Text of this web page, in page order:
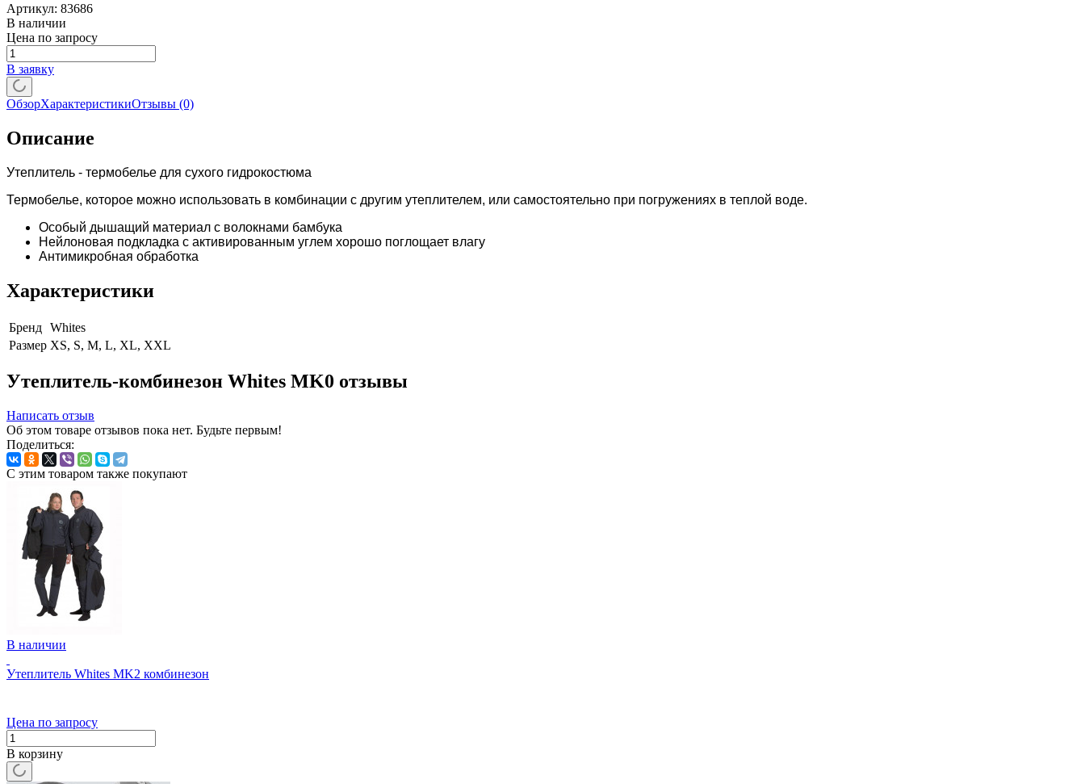
Артикул: 83686
В наличии
Цена по запросу
В заявку
ОбзорХарактеристикиОтзывы (0)
Описание
Утеплитель - термобелье для сухого гидрокостюма
Термобелье, которое можно использовать в комбинации с другим утеплителем, или самостоятельно при погружениях в теплой воде.
Особый дышащий материал с волокнами бамбука
Нейлоновая подкладка с активированным углем хорошо поглощает влагу
Антимикробная обработка
Характеристики
Бренд Whites
Размер XS, S, M, L, XL, XXL
Утеплитель-комбинезон Whites MK0 отзывы
Написать отзыв
Об этом товаре отзывов пока нет. Будьте первым!
Поделиться:
С этим товаром также покупают
В наличии
Утеплитель Whites MK2 комбинезон
Цена по запросу
В корзину